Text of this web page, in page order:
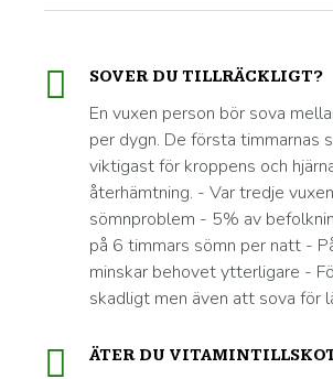
SOVER DU TILLRÄCKLIGT?
En vuxen person bör sova
per dygn. De första timmarnas
viktigast för kroppens och
återhämtning. - Var tredje
sömnproblem - 5% av
på 6 timmars sömn per natt -
minskar behovet ytterligare -
skadligt men även att sova för
ÄTER DU